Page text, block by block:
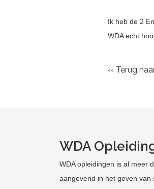
Ik heb de 2
WDA echt
‹‹ Terug
WDA
WDA opleidingen is al meer
aangevend in het geven van